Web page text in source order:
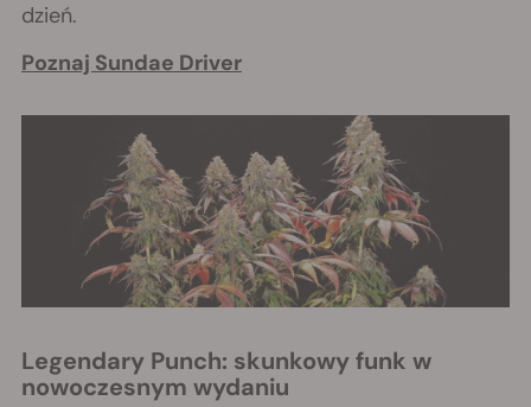
dzień.
Poznaj Sundae Driver
Legendary Punch: skunkowy funk w
nowoczesnym wydaniu